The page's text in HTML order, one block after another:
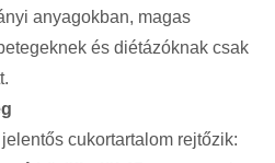
anyagokban, magas
és diétázóknak csak
cukortartalom rejtőzik: